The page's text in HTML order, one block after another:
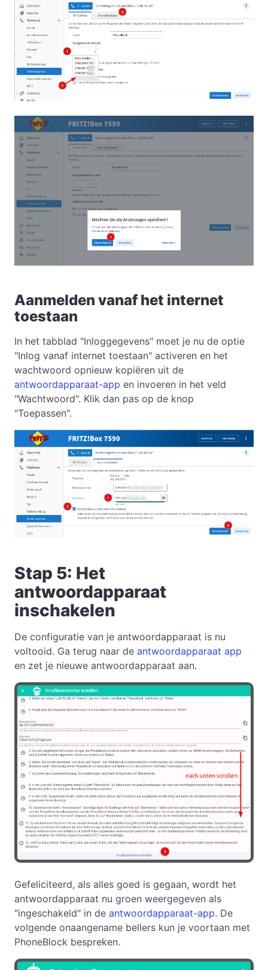
Aanmelden vanaf het internet
toestaan
In het tabblad "Inloggegevens" moet je nu de optie
"Inlog vanaf internet toestaan" activeren en het
wachtwoord opnieuw kopiëren uit de
antwoordapparaat-app en invoeren in het veld
"Wachtwoord". Klik dan pas op de knop
"Toepassen".
Stap 5: Het
antwoordapparaat
inschakelen
De configuratie van je antwoordapparaat is nu
voltooid. Ga terug naar de antwoordapparaat app
en zet je nieuwe antwoordapparaat aan.
Gefeliciteerd, als alles goed is gegaan, wordt het
antwoordapparaat nu groen weergegeven als
"ingeschakeld" in de antwoordapparaat-app. De
volgende onaangename bellers kun je voortaan met
PhoneBlock bespreken.